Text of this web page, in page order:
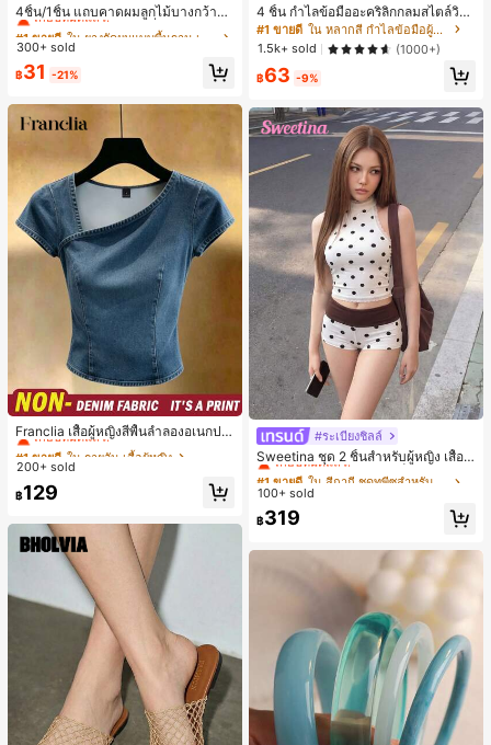
4ชิ้น/1ชิ้น แถบคาดผมลูกไม้บางกว้างยื
ดหยุ่นสำหรับผู้หญิง, แฟชั่นอเนกประสง
ค์พรีเมียมหรูหราสไตล์มินิมอล ผ้าพันคอ
เล็กๆ ห่วงผม อุปกรณ์เสริมผม, เหมาะสำ
หรับการออกไปข้างนอกประจำวัน, ลำล
อง, งานปาร์ตี้, การเดินทาง, การพักผ่อ
น, การมัดผม, การจัดทรงผม, การแต่งห
น้า, การจับคู่ชุด, อุปกรณ์เสริมประดับผ
ม
เกือบหมดแล้ว!
#1 ขายดี
เกือบหมดแล้ว!
#1 ขายดี
เกือบหมดแล้ว!
#1 ขายดี
ใน ยางรัดผมแบบพื้นฐาน เครื่องประดับผมผู้หญิง
300+ sold
฿31 -21%
Franclia เสื้อผู้หญิงสีพื้นลำลองอเนกปร
ะสงค์สำหรับใส่ประจำวัน
#1 ขายดี ใน รายวัน เสื้อผู้หญิง
เกือบหมดแล้ว!
#1 ขายดี ใน รายวัน เสื้อผู้หญิง
เกือบหมดแล้ว!
#1 ขายดี ใน รายวัน เสื้อผู้หญิง
เกือบหมดแล้ว!
#1 ขายดี
200+ sold
฿129
4 ชิ้น กำไลข้อมืออะคริลิกกลมสไตล์วินเ
ทจหรูหราสำหรับผู้หญิง, ดีไซน์เรียบง่าย
ทันสมัย, เหมาะสำหรับสวมใส่ในชีวิตปร
ะจำวันและโอกาสต่างๆ, ของขวัญสำหรั
บเธอ
#1 ขายดี
ใน หลากสี กำไลข้อมือผู้หญิง
1.5k+ sold
(1000+)
฿63 -9%
#ระเบียงชิลล์
Sweetina ชุด 2 ชิ้นสำหรับผู้หญิง เสื้อก
ล้ามเข้ารูปพิมพ์ลายจุดสีบล็อกหลังเปิด
และกางเกงขาสั้นเอวพับ
#1 ขายดี
เกือบหมดแล้ว!
#1 ขายดี
เกือบหมดแล้ว!
#1 ขายดี
เกือบหมดแล้ว!
#1 ขายดี
100+ sold
฿319